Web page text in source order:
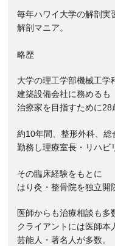
毎年ハワイ大学の解剖実
解剖マニア。
略歴
大学の理工学部機械工学
建築設備会社に務めるも
治療家を目指すために28
約10年間、整形外科、総
勤務し理療室長・リハビ
その臨床経験をもとに
はり灸・整骨院を独立開
医師からも治療相談も多
クライアントには医師本
芸能人・著名人が多数。